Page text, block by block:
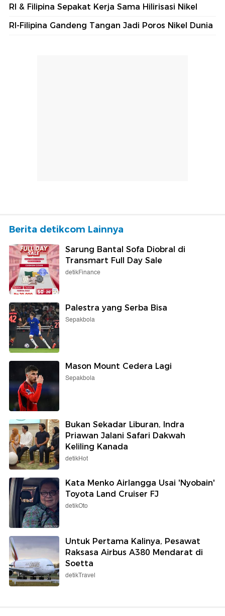
RI & Filipina Sepakat Kerja Sama Hilirisasi Nikel
RI-Filipina Gandeng Tangan Jadi Poros Nikel Dunia
Berita detikcom Lainnya
Sarung Bantal Sofa Diobral di
Transmart Full Day Sale
detikFinance
Palestra yang Serba Bisa
Sepakbola
Mason Mount Cedera Lagi
Sepakbola
Bukan Sekadar Liburan, Indra
Priawan Jalani Safari Dakwah
Keliling Kanada
detikHot
Kata Menko Airlangga Usai 'Nyobain'
Toyota Land Cruiser FJ
detikOto
Untuk Pertama Kalinya, Pesawat
Raksasa Airbus A380 Mendarat di
Soetta
detikTravel